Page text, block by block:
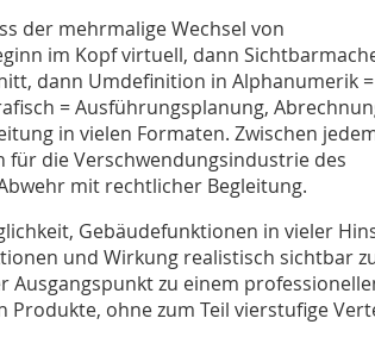
der mehrmalige Wechsel von
im Kopf virtuell, dann
dann Umdefinition in Alphanumerik =
= Ausführungsplanung,
in vielen Formaten. Zwischen
für die Verschwendungs­industrie des
mit rechtlicher Begleitung.
Gebäudefunktionen in vieler
und Wirkung realistisch sichtbar
Ausgangspunkt zu einem
ohne zum Teil vierstufige